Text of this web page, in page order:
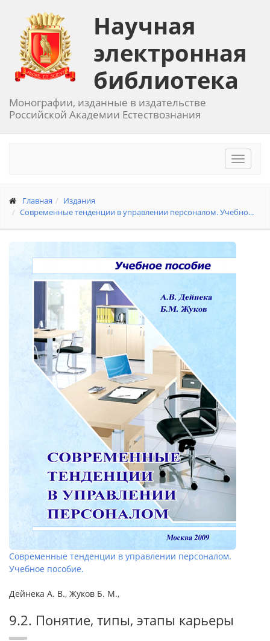
Научная
электронная
библиотека
Монографии, изданные в издательстве
Российской Академии Естествознания
Toggle
Главная
Издания
Современные тенденции в управлении персоналом. Учебно...
Современные тенденции в управлении персоналом.
Учебное пособие.
Дейнека А. В., Жуков Б. М.,
9.2. Понятие, типы, этапы карьеры